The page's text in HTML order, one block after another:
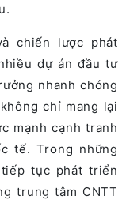
chiến lược phát
dự án đầu tư
nhanh chóng
chỉ mang lại
mạnh cạnh tranh
tế. Trong những
tục phát triển
trung tâm CNTT